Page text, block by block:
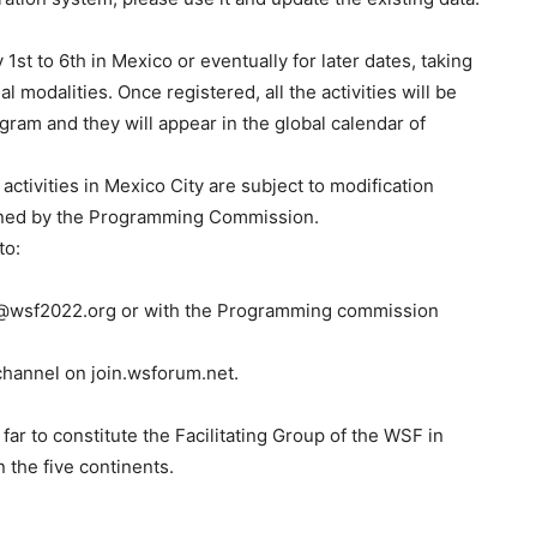
to 6th in Mexico or eventually for later dates, taking
modalities. Once registered, all the activities will be
and they will appear in the global calendar of
in Mexico City are subject to modification
by the Programming Commission.
or with the Programming commission
on join.wsforum.net.
to constitute the Facilitating Group of the WSF in
the five continents.